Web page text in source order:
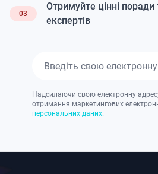
03
Отримуйте цінні поради
експертів
Надсилаючи свою електронну
отримання маркетингових
персональних даних.